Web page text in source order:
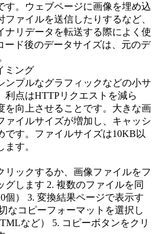
す。ウェブページに画像を埋め込
ァイルを送信したりするなど、
ナリデータを転送する際によく使
ード後のデータサイズは、元のデ
ミング
ンプルなグラフィックなどの小サ
利点はHTTPリクエストを減ら
を向上させることです。大きな画
ァイルサイズが増加し、キャッシ
です。ファイルサイズは10KB以
す。
リックするか、画像ファイルをフ
グします 2. 複数のファイルを同
個） 3. 変換結果ページで表示す
なコピーフォーマットを選択し
など） 5. コピーボタンをクリ